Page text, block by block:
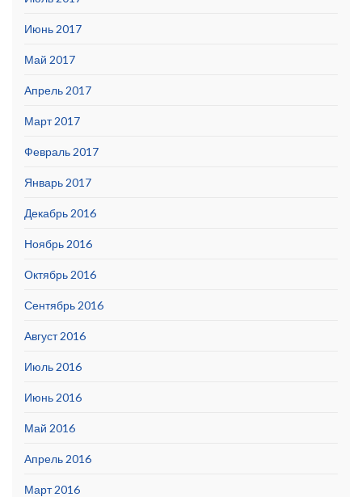
Июнь 2017
Май 2017
Апрель 2017
Март 2017
Февраль 2017
Январь 2017
Декабрь 2016
Ноябрь 2016
Октябрь 2016
Сентябрь 2016
Август 2016
Июль 2016
Июнь 2016
Май 2016
Апрель 2016
Март 2016